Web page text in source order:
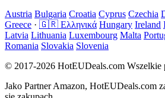
Austria Bulgaria Croatia Cyprus Czechia
Greece · 🇬🇷 Ελληνικά Hungary Ireland
Latvia Lithuania Luxembourg Malta
Romania Slovakia Slovenia
© 2017-2026 HotEUDeals.com Wszelkie
Jako Partner Amazon, HotEUDeals.com